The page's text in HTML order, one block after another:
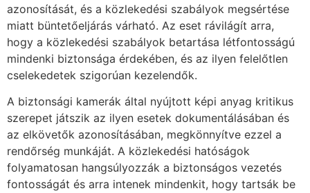
azonosítását, és a közlekedési szabályok megsértése
miatt büntetőeljárás várható. Az eset rávilágít arra,
hogy a közlekedési szabályok betartása létfontosságú
mindenki biztonsága érdekében, és az ilyen felelőtlen
cselekedetek szigorúan kezelendők.
A biztonsági kamerák által nyújtott képi anyag kritikus
szerepet játszik az ilyen esetek dokumentálásában és
az elkövetők azonosításában, megkönnyítve ezzel a
rendőrség munkáját. A közlekedési hatóságok
folyamatosan hangsúlyozzák a biztonságos vezetés
fontosságát és arra intenek mindenkit, hogy tartsák be